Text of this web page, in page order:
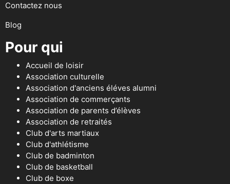
Contactez nous
Blog
Pour qui
Accueil de loisir
Association culturelle
Association d'anciens éléves alumni
Association de commerçants
Association de parents d’élèves
Association de retraités
Club d'arts martiaux
Club d'athlétisme
Club de badminton
Club de basketball
Club de boxe